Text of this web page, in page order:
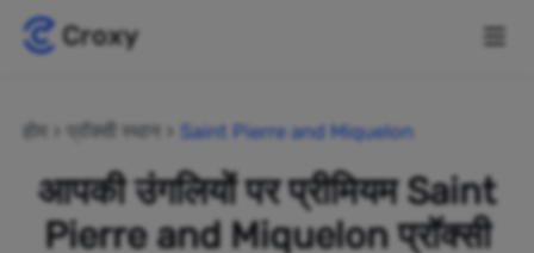
होम प्रॉक्सी स्थान Saint Pierre and Miquelon
आपकी उंगलियों पर प्रीमियम Saint
Pierre and Miquelon प्रॉक्सी